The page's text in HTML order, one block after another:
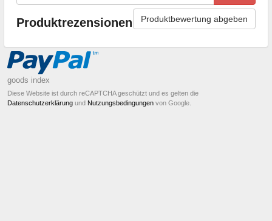
Produktrezensionen Produktbewertung abgeben
goods index
Diese Website ist durch reCAPTCHA geschützt und es gelten die
Datenschutzerklärung und Nutzungsbedingungen von Google.